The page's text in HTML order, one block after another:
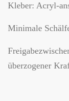
Kleber: Acryl-
Minimale
überzogener